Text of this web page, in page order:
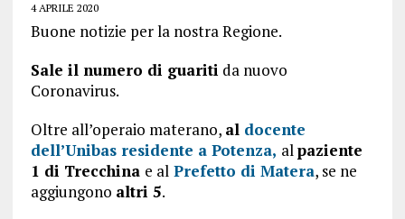
4 APRILE 2020
Buone notizie per la nostra Regione.
Sale il numero di guariti da nuovo
Coronavirus.
Oltre all’operaio materano, al docente
dell’Unibas residente a Potenza, alpaziente
1 di Trecchina e alPrefetto di Matera, se ne
aggiungono altri 5.